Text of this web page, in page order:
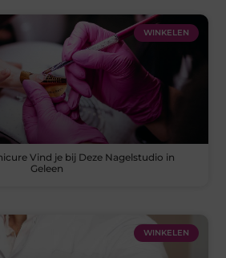
WINKELEN
Vind je bij Deze Nagelstudio in
Geleen
WINKELEN